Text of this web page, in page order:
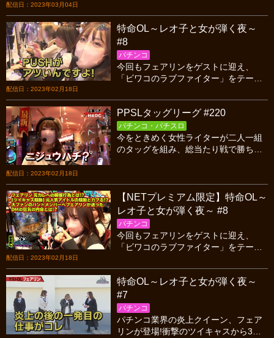
配信日：2023年03月04日
っ張った者には本家より屈辱的なペナ
ルティが・・・
配信日：2023年02月18日
特命OL～レオ子と女が弾く夜～
#8
パチンコ
今回もフェアリンをゲストに迎え、
「ビワコのラブファイター」をテーマ
アリン初のサシでの並び打ちでキワど
い話も飛び出す!?
配信日：2023年02月18日
PPSLタッグリーグ #220
パチンコ・パチスロ
今をときめく女性ライターが二人一組
のタッグを組み、総当たり戦で勝ち点
戦です！
配信日：2023年02月18日
【NETプレミアム限定】特命OL～
レオ子と女が弾く夜～ #8
パチンコ
今回もフェアリンをゲストに迎え、
「ビワコのラブファイター」をテーマ
アリン初のサシでの並び打ちでキワど
い話も飛び出す!?
特命OL～レオ子と女が弾く夜～
#7
パチンコ
パチンコ業界の炎上クイーン、フェア
リンが登場!衝撃のツイキャスから3日